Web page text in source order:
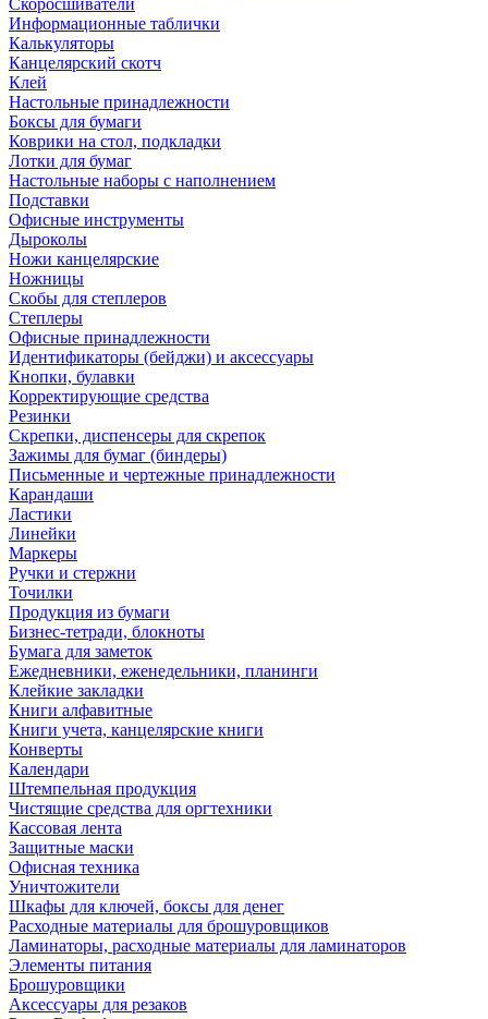
Скоросшиватели
Информационные таблички
Калькуляторы
Канцелярский скотч
Клей
Настольные принадлежности
Боксы для бумаги
Коврики на стол, подкладки
Лотки для бумаг
Настольные наборы с наполнением
Подставки
Офисные инструменты
Дыроколы
Ножи канцелярские
Ножницы
Скобы для степлеров
Степлеры
Офисные принадлежности
Идентификаторы (бейджи) и аксессуары
Кнопки, булавки
Корректирующие средства
Резинки
Скрепки, диспенсеры для скрепок
Зажимы для бумаг (биндеры)
Письменные и чертежные принадлежности
Карандаши
Ластики
Линейки
Маркеры
Ручки и стержни
Точилки
Продукция из бумаги
Бизнес-тетради, блокноты
Бумага для заметок
Ежедневники, еженедельники, планинги
Клейкие закладки
Книги алфавитные
Книги учета, канцелярские книги
Конверты
Календари
Штемпельная продукция
Чистящие средства для оргтехники
Кассовая лента
Защитные маски
Офисная техника
Уничтожители
Шкафы для ключей, боксы для денег
Расходные материалы для брошуровщиков
Ламинаторы, расходные материалы для ламинаторов
Элементы питания
Брошуровщики
Аксессуары для резаков